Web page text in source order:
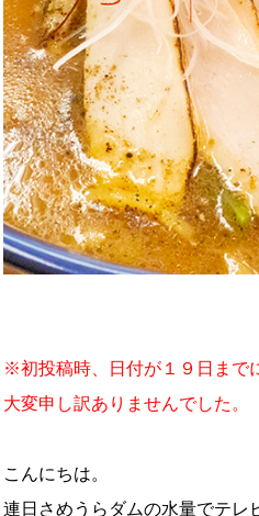
※初投稿時、日付が１９日まで
大変申し訳ありませんでした。
こんにちは。
連日さめうらダムの水量でテレ